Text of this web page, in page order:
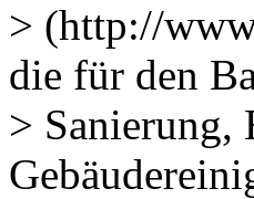
> (http://
die für den
> Sanierung,